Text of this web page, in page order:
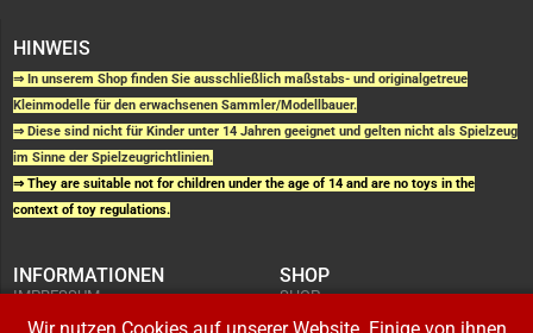
HINWEIS
⇒ In unserem Shop finden Sie ausschließlich maßstabs- und originalgetreue
Kleinmodelle für den erwachsenen Sammler/Modellbauer.
⇒ Diese sind nicht für Kinder unter 14 Jahren geeignet und gelten nicht als Spielzeug
im Sinne der Spielzeugrichtlinien.
⇒ They are suitable not for children under the age of 14 and are no toys in the
context of toy regulations.
INFORMATIONEN
IMPRESSUM
KUNDENINFORMATIONEN
SHOP
SHOP